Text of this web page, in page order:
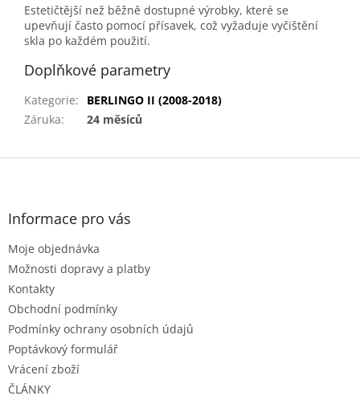
Estetičtější než běžně dostupné výrobky, které se
upevňují často pomocí přísavek, což vyžaduje vyčištění
skla po každém použití.
Doplňkové parametry
Kategorie:
BERLINGO II (2008-2018)
Záruka: 24 měsíců
Z
Informace pro vás
Moje objednávka
Možnosti dopravy a platby
Kontakty
Obchodní podmínky
Podmínky ochrany osobních údajů
Poptávkový formulář
Vrácení zboží
ČLÁNKY